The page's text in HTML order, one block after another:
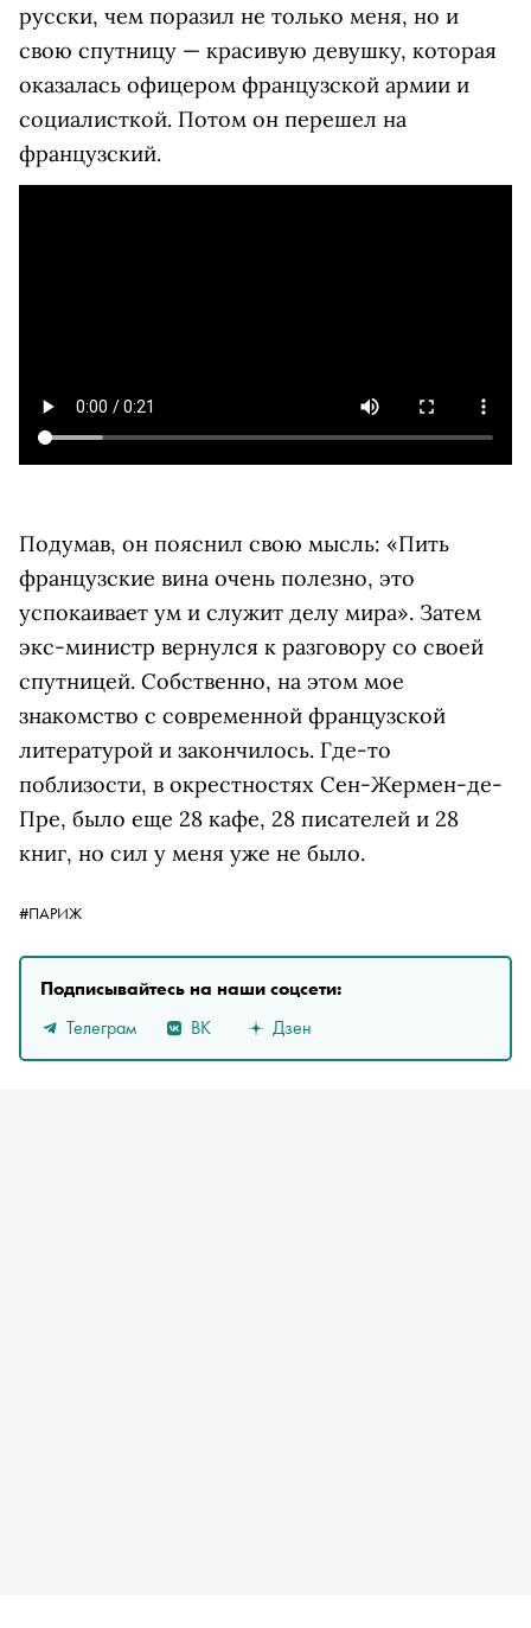
русски, чем поразил не только меня, но и
свою спутницу — красивую девушку, которая
оказалась офицером французской армии и
социалисткой. Потом он перешел на
французский.
Подумав, он пояснил свою мысль: «Пить
французские вина очень полезно, это
успокаивает ум и служит делу мира». Затем
экс-министр вернулся к разговору со своей
спутницей. Собственно, на этом мое
знакомство с современной французской
литературой и закончилось. Где-то
поблизости, в окрестностях Сен-Жермен-де-
Пре, было еще 28 кафе, 28 писателей и 28
книг, но сил у меня уже не было.
#ПАРИЖ
Подписывайтесь на наши соцсети:
Телеграм
ВК Дзен